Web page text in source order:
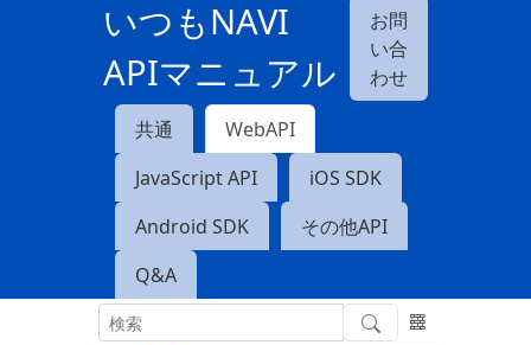
いつもNAVI
APIマニュアル
お問
い合
わせ
共通
WebAPI
JavaScript API
iOS SDK
Android SDK
その他API
Q&A